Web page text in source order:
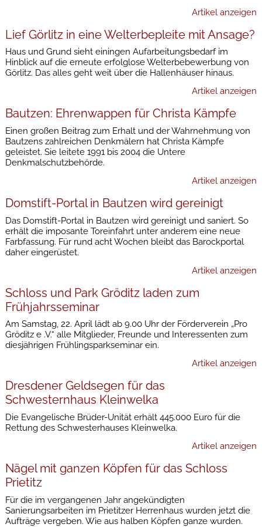
Artikel anzeigen
Lief Görlitz in eine Welterbepleite mit Ansage?
Haus und Grund sieht einingen Aufarbeitungsbedarf im
Hinblick auf die erneute erfolglose Welterbebewerbung von
Görlitz. Das alles geht weit über die Hallenhäuser hinaus.
Artikel anzeigen
Bautzen: Ehrenwappen für Christa Kämpfe
Einen großen Beitrag zum Erhalt und der Wahrnehmung von
Bautzens zahlreichen Denkmälern hat Christa Kämpfe
geleistet. Sie leitete 1991 bis 2004 die Untere
Denkmalschutzbehörde.
Artikel anzeigen
Domstift-Portal in Bautzen wird gereinigt
Das Domstift-Portal in Bautzen wird gereinigt und saniert. So
erhält die imposante Toreinfahrt unter anderem eine neue
Farbfassung. Für rund acht Wochen bleibt das Barockportal
daher eingerüstet.
Artikel anzeigen
Schloss und Park Gröditz laden zum
Frühjahrsseminar
Am Samstag, 22. April lädt ab 9.00 Uhr der Förderverein „Pro
Gröditz e .V.“ alle Mitglieder, Freunde und Interessenten zum
diesjährigen Frühlingsparkseminar ein.
Artikel anzeigen
Dresdener Geldsegen für das
Schwesternhaus Kleinwelka
Die Evangelische Brüder-Unität erhält 445.000 Euro für die
Rettung des Schwesterhauses Kleinwelka.
Artikel anzeigen
Nägel mit ganzen Köpfen für das Schloss
Prietitz
Für die im vergangenen Jahr angekündigten
Sanierungsarbeiten im Prietitzer Herrenhaus wurden jetzt die
Aufträge vergeben. Wie aus halben Köpfen ganze wurden.